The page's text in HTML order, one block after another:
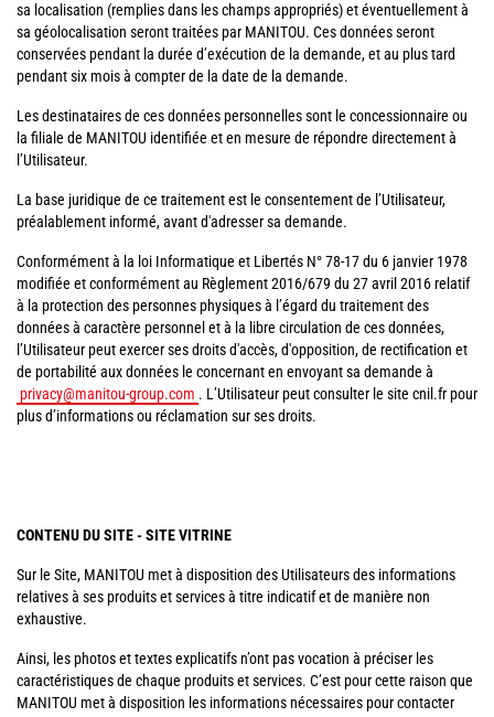
sa localisation (remplies dans les champs appropriés) et éventuellement à
sa géolocalisation seront traitées par MANITOU. Ces données seront
conservées pendant la durée d’exécution de la demande, et au plus tard
pendant six mois à compter de la date de la demande.
Les destinataires de ces données personnelles sont le concessionnaire ou
la filiale de MANITOU identifiée et en mesure de répondre directement à
l’Utilisateur.
La base juridique de ce traitement est le consentement de l’Utilisateur,
préalablement informé, avant d'adresser sa demande.
Conformément à la loi Informatique et Libertés N° 78-17 du 6 janvier 1978
modifiée et conformément au Règlement 2016/679 du 27 avril 2016 relatif
à la protection des personnes physiques à l’égard du traitement des
données à caractère personnel et à la libre circulation de ces données,
l’Utilisateur peut exercer ses droits d'accès, d'opposition, de rectification et
de portabilité aux données le concernant en envoyant sa demande à
privacy@manitou-group.com . L’Utilisateur peut consulter le site cnil.fr pour
plus d’informations ou réclamation sur ses droits.
CONTENU DU SITE - SITE VITRINE
Sur le Site, MANITOU met à disposition des Utilisateurs des informations
relatives à ses produits et services à titre indicatif et de manière non
exhaustive.
Ainsi, les photos et textes explicatifs n’ont pas vocation à préciser les
caractéristiques de chaque produits et services. C’est pour cette raison que
MANITOU met à disposition les informations nécessaires pour contacter